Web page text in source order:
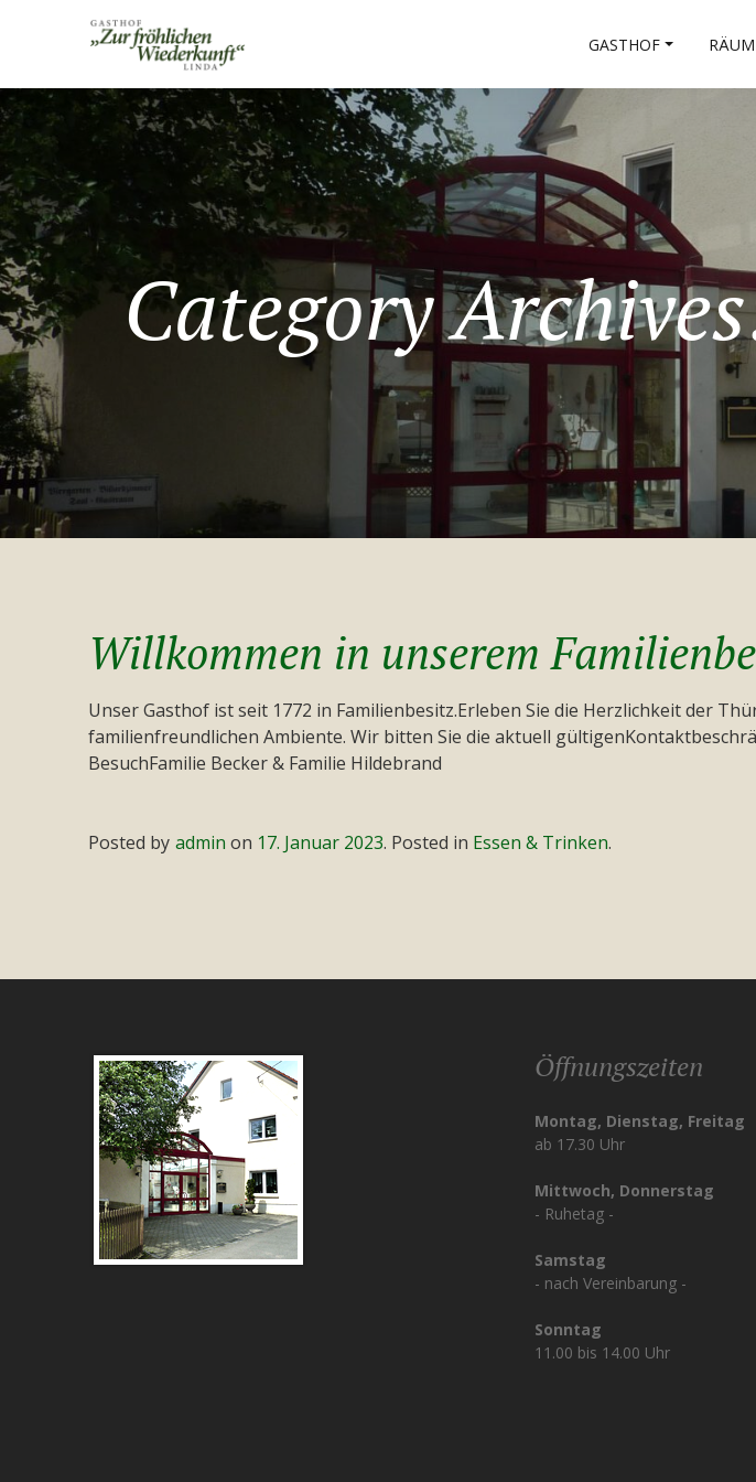
GASTHOF
Category
Willkommen in unserem
Unser Gasthof ist seit 1772 in Familienbesitz.Erleben Sie die Herzlichkeit der
familienfreundlichen Ambiente. Wir bitten Sie die aktuell
BesuchFamilie Becker & Familie Hildebrand
Posted by admin on 17. Januar 2023. Posted in Essen & Trinken.
Öffnungszeiten
Montag, Dienstag, Freitag
ab 17.30 Uhr
Mittwoch, Donnerstag
- Ruhetag -
Samstag
- nach Vereinbarung -
Sonntag
11.00 bis 14.00 Uhr